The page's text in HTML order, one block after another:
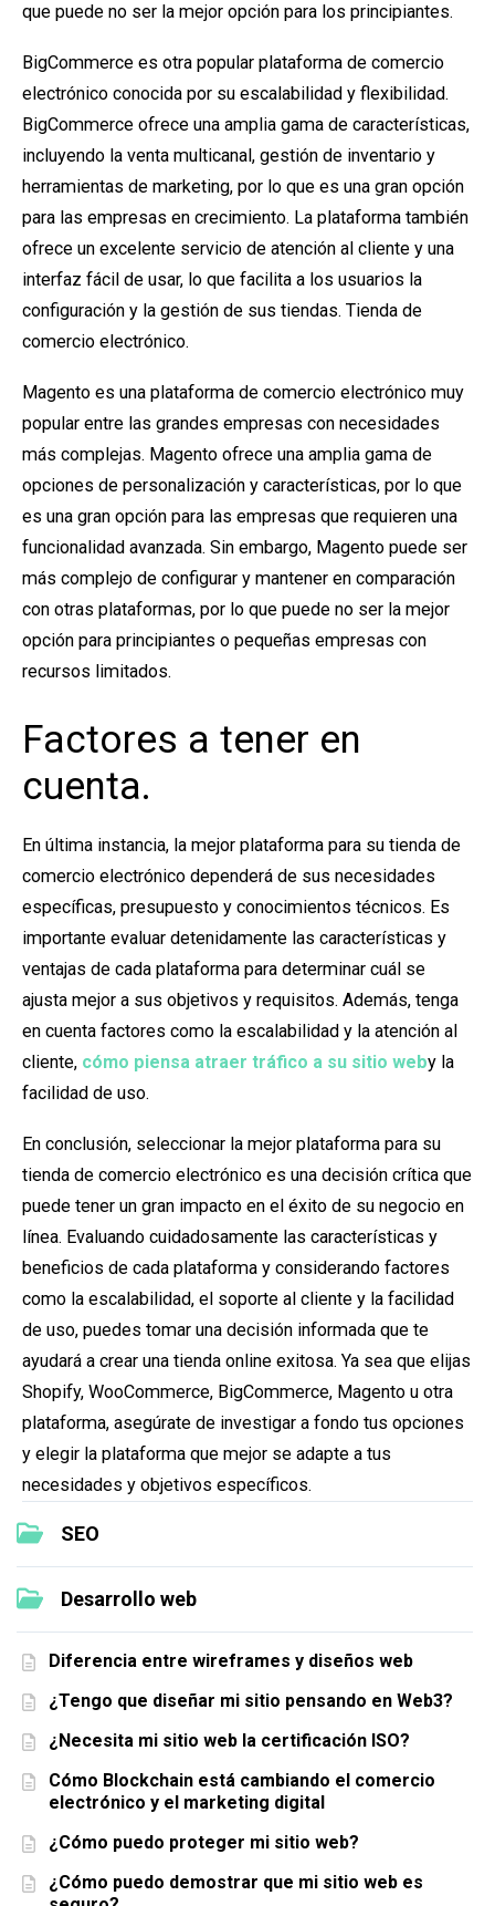
SEO
Desarrollo web
Diferencia entre wireframes y diseños web
¿Tengo que diseñar mi sitio pensando en Web3?
¿Necesita mi sitio web la certificación ISO?
Cómo Blockchain está cambiando el comercio
electrónico y el marketing digital
¿Cómo puedo proteger mi sitio web?
¿Cómo puedo demostrar que mi sitio web es
que puede no ser la mejor opción para los principiantes.
BigCommerce es otra popular plataforma de comercio
electrónico conocida por su escalabilidad y flexibilidad.
BigCommerce ofrece una amplia gama de características,
incluyendo la venta multicanal, gestión de inventario y
herramientas de marketing, por lo que es una gran opción
para las empresas en crecimiento. La plataforma también
ofrece un excelente servicio de atención al cliente y una
interfaz fácil de usar, lo que facilita a los usuarios la
configuración y la gestión de sus tiendas. Tienda de
comercio electrónico.
Magento es una plataforma de comercio electrónico muy
popular entre las grandes empresas con necesidades
más complejas. Magento ofrece una amplia gama de
opciones de personalización y características, por lo que
es una gran opción para las empresas que requieren una
funcionalidad avanzada. Sin embargo, Magento puede ser
más complejo de configurar y mantener en comparación
con otras plataformas, por lo que puede no ser la mejor
opción para principiantes o pequeñas empresas con
recursos limitados.
Factores a tener en
cuenta.
En última instancia, la mejor plataforma para su tienda de
comercio electrónico dependerá de sus necesidades
específicas, presupuesto y conocimientos técnicos. Es
importante evaluar detenidamente las características y
ventajas de cada plataforma para determinar cuál se
ajusta mejor a sus objetivos y requisitos. Además, tenga
en cuenta factores como la escalabilidad y la atención al
cliente, cómo piensa atraer tráfico a su sitio weby la
facilidad de uso.
En conclusión, seleccionar la mejor plataforma para su
tienda de comercio electrónico es una decisión crítica que
puede tener un gran impacto en el éxito de su negocio en
línea. Evaluando cuidadosamente las características y
beneficios de cada plataforma y considerando factores
como la escalabilidad, el soporte al cliente y la facilidad
de uso, puedes tomar una decisión informada que te
ayudará a crear una tienda online exitosa. Ya sea que elijas
Shopify, WooCommerce, BigCommerce, Magento u otra
plataforma, asegúrate de investigar a fondo tus opciones
y elegir la plataforma que mejor se adapte a tus
necesidades y objetivos específicos.